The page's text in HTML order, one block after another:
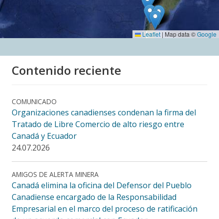
Leaflet | Map data ©Google
Contenido reciente
COMUNICADO
Organizaciones canadienses condenan la firma del
Tratado de Libre Comercio de alto riesgo entre
Canadá y Ecuador
24.07.2026
AMIGOS DE ALERTA MINERA
Canadá elimina la oficina del Defensor del Pueblo
Canadiense encargado de la Responsabilidad
Empresarial en el marco del proceso de ratificación